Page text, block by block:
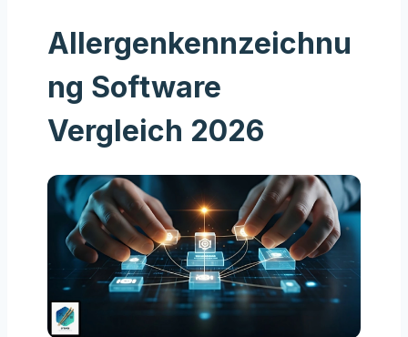
Allergenkennzeichnu
ng Software
Vergleich 2026